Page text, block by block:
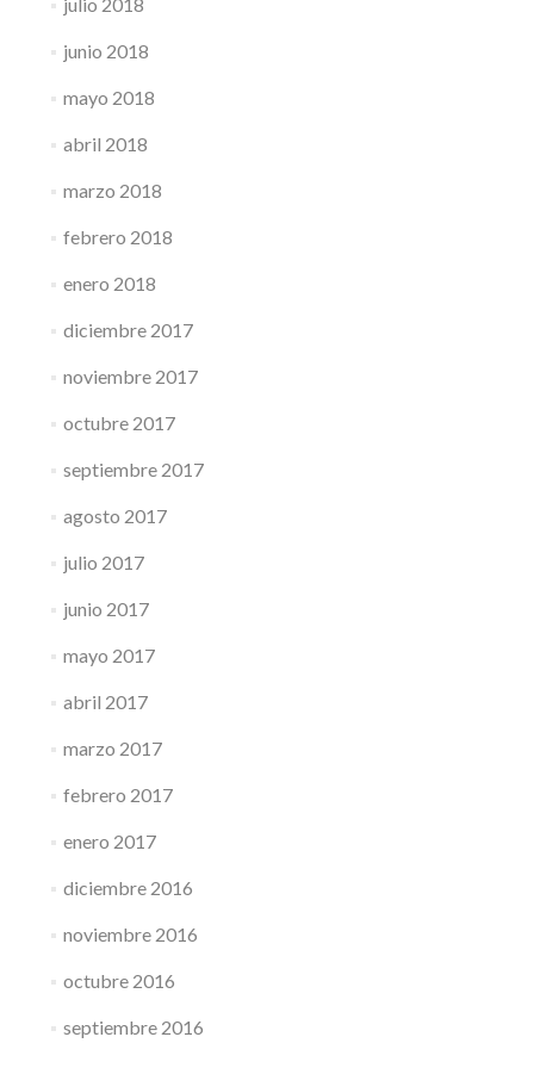
junio 2018
mayo 2018
abril 2018
marzo 2018
febrero 2018
enero 2018
diciembre 2017
noviembre 2017
octubre 2017
septiembre 2017
agosto 2017
julio 2017
junio 2017
mayo 2017
abril 2017
marzo 2017
febrero 2017
enero 2017
diciembre 2016
noviembre 2016
octubre 2016
septiembre 2016